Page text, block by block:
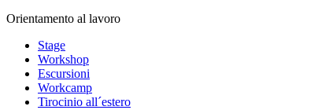
Orientamento al lavoro
Stage
Workshop
Escursioni
Workcamp
Tirocinio all´estero